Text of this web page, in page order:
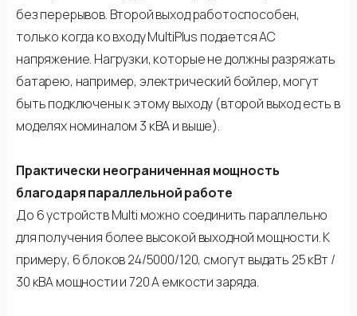
без перерывов. Второй выход работоспособен,
только когда ко входу MultiPlus подается АС
напряжение. Нагрузки, которые не должны разряжать
батарею, например, электрический бойлер, могут
быть подключены к этому выходу (второй выход есть в
моделях номиналом 3 кВА и выше).
Практически неограниченная мощность
благодаря параллельной работе
До 6 устройств Multi можно соединить параллельно
для получения более высокой выходной мощности. К
примеру, 6 блоков 24/5000/120, смогут выдать 25 кВт /
30 кВА мощности и 720 А емкости заряда.